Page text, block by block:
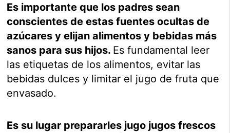
Es importante que los padres sean
conscientes de estas fuentes ocultas de
azúcares y elijan alimentos y bebidas más
sanos para sus hijos. Es fundamental leer
las etiquetas de los alimentos, evitar las
bebidas dulces y limitar el jugo de fruta que
envasado.
Es su lugar prepararles jugo jugos frescos